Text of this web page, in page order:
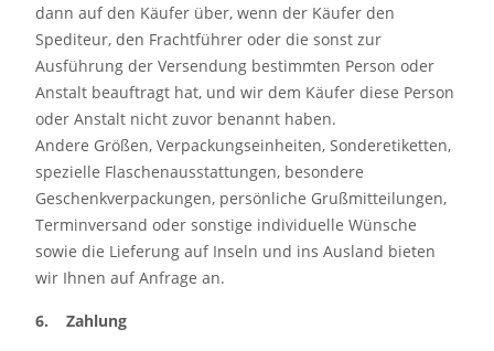
dann auf den Käufer über, wenn der Käufer den
Spediteur, den Frachtführer oder die sonst zur
Ausführung der Versendung bestimmten Person oder
Anstalt beauftragt hat, und wir dem Käufer diese Person
oder Anstalt nicht zuvor benannt haben.
Andere Größen, Verpackungseinheiten, Sonderetiketten,
spezielle Flaschenausstattungen, besondere
Geschenkverpackungen, persönliche Grußmitteilungen,
Terminversand oder sonstige individuelle Wünsche
sowie die Lieferung auf Inseln und ins Ausland bieten
wir Ihnen auf Anfrage an.
6. Zahlung